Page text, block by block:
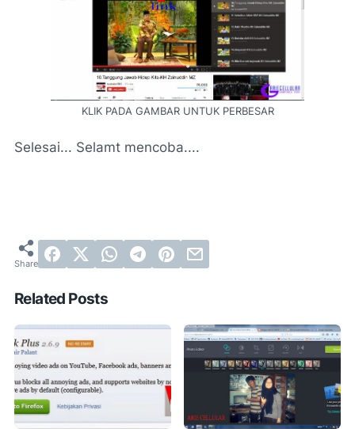
KLIK PADA GAMBAR UNTUK PERBESAR
Selesai... Selamt mencoba....
Related Posts